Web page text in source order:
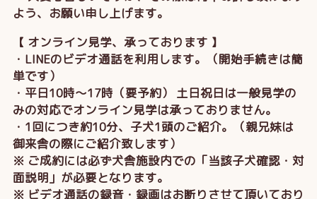
よう、お願い申し上げます。
【 オンライン見学、承っております 】
・LINEのビデオ通話を利用します。（開始手続きは簡
単です）
・平日10時～17時（要予約） 土日祝日は一般見学の
みの対応でオンライン見学は承っておりません。
・1回につき約10分、子犬1頭のご紹介。（親兄妹は
御来舎の際にご紹介致します）
※ ご成約には必ず犬舎施設内での「当該子犬確認・対
面説明」が必要となります。
※ ビデオ通話の録音・録画はお断りさせて頂いており